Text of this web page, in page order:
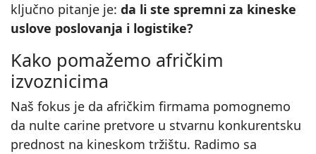
ključno pitanje je: da li ste spremni za kineske
uslove poslovanja i logistike?
Kako pomažemo afričkim
izvoznicima
Naš fokus je da afričkim firmama pomognemo
da nulte carine pretvore u stvarnu konkurentsku
prednost na kineskom tržištu. Radimo sa